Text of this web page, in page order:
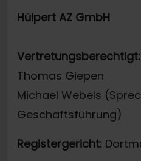
Hülpert AZ GmbH
Vertretungsberechtigt:
Thomas Giepen
Michael Webels
Geschäftsführung)
Registergericht: